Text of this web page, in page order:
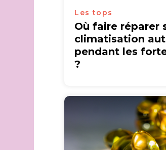
Les tops
Où faire réparer
climatisation
pendant les
?